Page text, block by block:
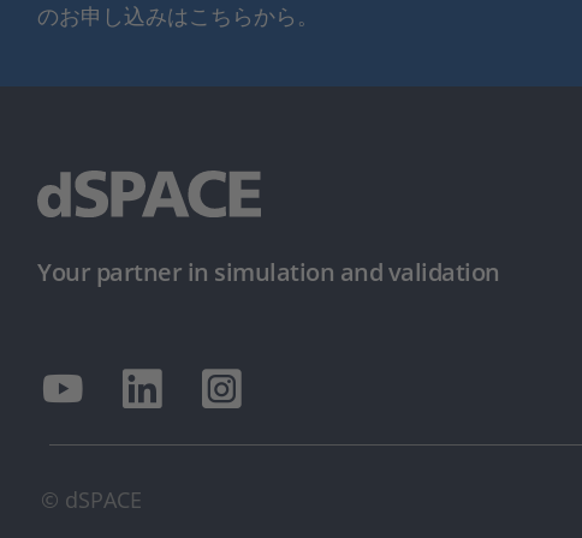
のお申し込みはこちらから。
Your partner in simulation and validation
© dSPACE